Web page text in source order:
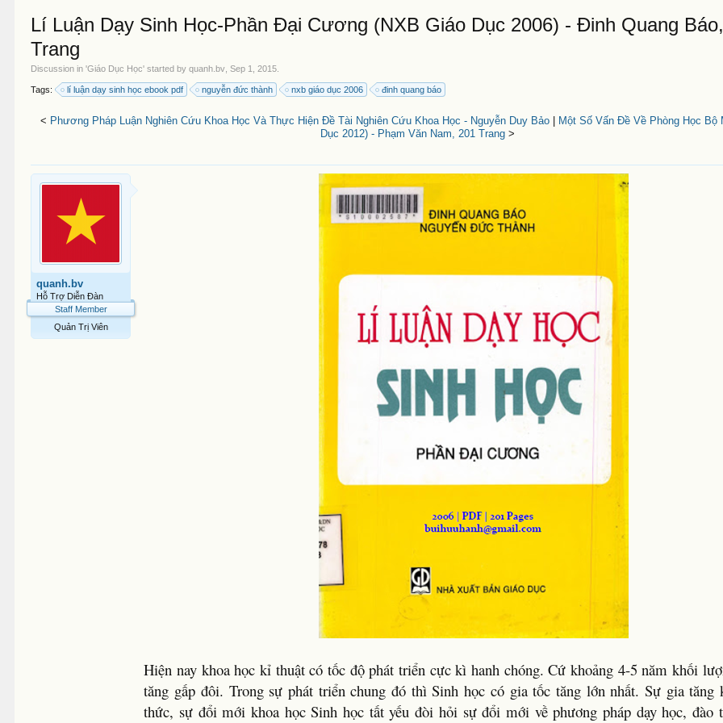
Lí Luận Dạy Sinh Học-Phần Đại Cương (NXB Giáo Dục 2006) - Đinh Quang
Trang
Discussion in 'Giáo Dục Học' started byquanh.bv ,Sep 1, 2015
Tags: lí luận dạy sinh học ebook pdf nguyễn đức thành nxb giáo dục 2006 đinh quang báo
< Phương Pháp Luận Nghiên Cứu Khoa Học Và Thực Hiện Đề Tài Nghiên Cứu Khoa Học - Nguyễn Duy Bảo
Một Số Vấn Đề Về Phòng Học Bộ
Dục 2012) - Phạm Văn Nam, 201 Trang>
quanh.bv
Hỗ Trợ Diễn Đàn
Staff Member
Quản Trị Viên
Hiện nay khoa học kỉ thuật có tốc độ phát triển cực kì hanh chóng. Cứ khoảng 4-5 năm khối
tăng gấp đôi. Trong sự phát triển chung đó thì Sinh học có gia tốc tăng lớn nhất. Sự gia
thức, sự đổi mới khoa học Sinh học tất yếu đòi hỏi sự đổi mới về phương pháp dạy học, đào